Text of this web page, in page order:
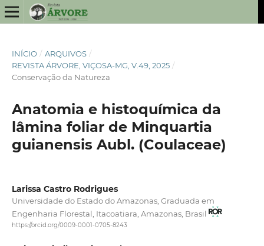
INÍCIO / ARQUIVOS /
REVISTA ÁRVORE, VIÇOSA-MG, V.49, 2025 /
Conservação da Natureza
Anatomia e histoquímica da
lâmina foliar de Minquartia
guianensis Aubl. (Coulaceae)
Larissa Castro Rodrigues
Universidade do Estado do Amazonas, Graduada em
Engenharia Florestal, Itacoatiara, Amazonas, Brasil
https://orcid.org/0009-0001-0705-8243